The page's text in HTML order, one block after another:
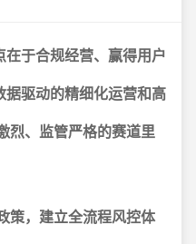
于合规经营、赢得用户
驱动的精细化运营和高
烈、监管严格的赛道里
策，建立全流程风控体